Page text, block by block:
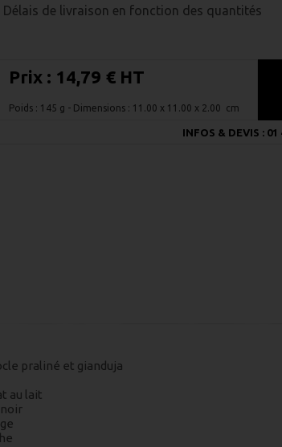
Délais de livraison en fonction des quantités
Prix : 14,79 € HT
Poids : 145 g - Dimensions : 11.00 x 11.00 x 2.00 cm
INFOS & DEVIS : 01
praliné et gianduja
au lait